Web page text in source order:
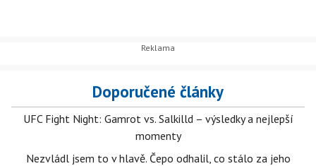
Doporučené články
UFC Fight Night: Gamrot vs. Salkilld – výsledky a nejlepší
momenty
Nezvládl jsem to v hlavě. Čepo odhalil, co stálo za jeho